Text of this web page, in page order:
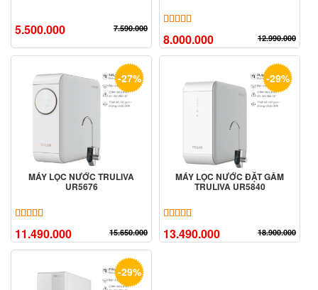
5.500.000 7.590.000
8.000.000 12.990.000
-27%
MÁY LỌC NƯỚC TRULIVA
UR5676
11.490.000 15.650.000
-29%
MÁY LỌC NƯỚC ĐẶT GẦM
TRULIVA UR5840
13.490.000 18.900.000
-29%